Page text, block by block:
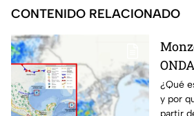
CONTENIDO RELACIONADO
a
¿Qué
y por